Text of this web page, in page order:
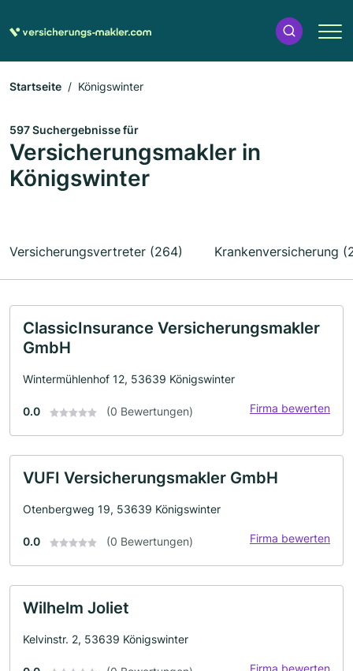
Startseite Königswinter
597 Suchergebnisse für
Versicherungsmakler in
Königswinter
Versicherungsvertreter (264) Krankenversicherung
ClassicInsurance Versicherungsmakler
GmbH
Wintermühlenhof 12, 53639 Königswinter
0.0 (0 Bewertungen) Firma bewerten
VUFI Versicherungsmakler GmbH
Otenbergweg 19, 53639 Königswinter
0.0 (0 Bewertungen) Firma bewerten
Wilhelm Joliet
Kelvinstr. 2, 53639 Königswinter
Firma bewerten